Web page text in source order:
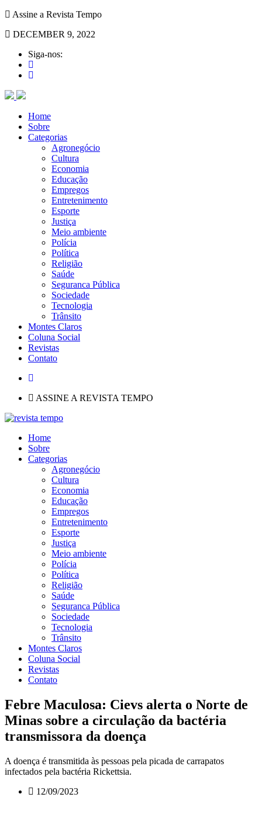
Assine a Revista Tempo
DECEMBER 9, 2022
Siga-nos:
Home
Sobre
Categorias
Agronegócio
Cultura
Economia
Educação
Empregos
Entretenimento
Esporte
Justiça
Meio ambiente
Polícia
Política
Religião
Saúde
Seguranca Pública
Sociedade
Tecnologia
Trânsito
Montes Claros
Coluna Social
Revistas
Contato
ASSINE A REVISTA TEMPO
Home
Sobre
Categorias
Agronegócio
Cultura
Economia
Educação
Empregos
Entretenimento
Esporte
Justiça
Meio ambiente
Polícia
Política
Religião
Saúde
Seguranca Pública
Sociedade
Tecnologia
Trânsito
Montes Claros
Coluna Social
Revistas
Contato
Febre Maculosa: Cievs alerta o Norte de
Minas sobre a circulação da bactéria
transmissora da doença
A doença é transmitida às pessoas pela picada de carrapatos
infectados pela bactéria Rickettsia.
12/09/2023